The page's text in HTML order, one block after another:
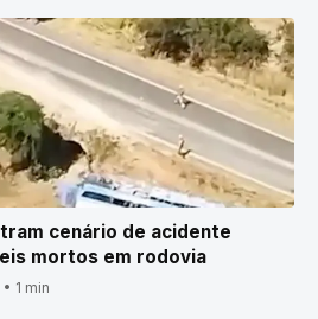
cenário de acidente
mortos em rodovia
• 1 min